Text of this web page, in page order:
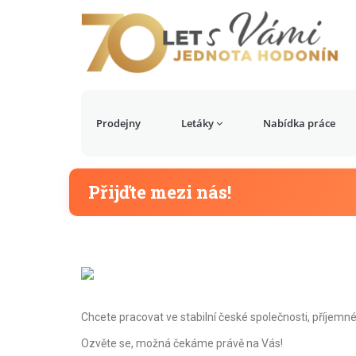
Prodejny Letáky Nabídka práce
Přijďte mezi nás!
Chcete pracovat ve stabilní české společnosti,
Ozvěte se, možná čekáme právě na Vás!